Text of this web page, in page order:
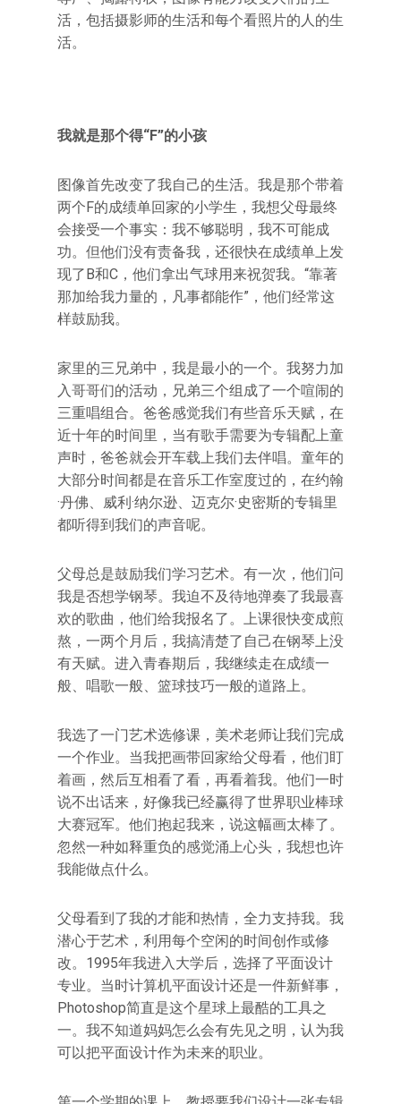
活，包括摄影师的生活和每个看照片的人的生
活。
我就是那个得“F”的小孩
图像首先改变了我自己的生活。我是那个带着
两个F的成绩单回家的小学生，我想父母最终
会接受一个事实：我不够聪明，我不可能成
功。但他们没有责备我，还很快在成绩单上发
现了B和C，他们拿出气球用来祝贺我。“靠著
那加给我力量的，凡事都能作”，他们经常这
样鼓励我。
家里的三兄弟中，我是最小的一个。我努力加
入哥哥们的活动，兄弟三个组成了一个喧闹的
三重唱组合。爸爸感觉我们有些音乐天赋，在
近十年的时间里，当有歌手需要为专辑配上童
声时，爸爸就会开车载上我们去伴唱。童年的
大部分时间都是在音乐工作室度过的，在约翰
·丹佛、威利·纳尔逊、迈克尔·史密斯的专辑里
都听得到我们的声音呢。
父母总是鼓励我们学习艺术。有一次，他们问
我是否想学钢琴。我迫不及待地弹奏了我最喜
欢的歌曲，他们给我报名了。上课很快变成煎
熬，一两个月后，我搞清楚了自己在钢琴上没
有天赋。进入青春期后，我继续走在成绩一
般、唱歌一般、篮球技巧一般的道路上。
我选了一门艺术选修课，美术老师让我们完成
一个作业。当我把画带回家给父母看，他们盯
着画，然后互相看了看，再看着我。他们一时
说不出话来，好像我已经赢得了世界职业棒球
大赛冠军。他们抱起我来，说这幅画太棒了。
忽然一种如释重负的感觉涌上心头，我想也许
我能做点什么。
父母看到了我的才能和热情，全力支持我。我
潜心于艺术，利用每个空闲的时间创作或修
改。1995年我进入大学后，选择了平面设计
专业。当时计算机平面设计还是一件新鲜事，
Photoshop简直是这个星球上最酷的工具之
一。我不知道妈妈怎么会有先见之明，认为我
可以把平面设计作为未来的职业。